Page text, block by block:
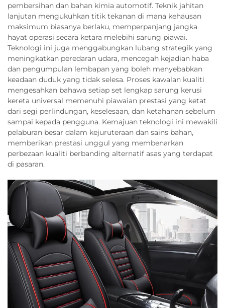
pembersihan dan bahan kimia automotif. Teknik jahitan
lanjutan mengukuhkan titik tekanan di mana kehausan
maksimum biasanya berlaku, memperpanjang jangka
hayat operasi secara ketara melebihi sarung piawai.
Teknologi ini juga menggabungkan lubang strategik yang
meningkatkan peredaran udara, mencegah kejadian haba
dan pengumpulan lembapan yang boleh menyebabkan
keadaan duduk yang tidak selesa. Proses kawalan kualiti
mengesahkan bahawa setiap set lengkap sarung kerusi
kereta universal memenuhi piawaian prestasi yang ketat
dari segi perlindungan, keselesaan, dan ketahanan sebelum
sampai kepada pengguna. Kemajuan teknologi ini mewakili
pelaburan besar dalam kejuruteraan dan sains bahan,
memberikan prestasi unggul yang membenarkan
perbezaan kualiti berbanding alternatif asas yang terdapat
di pasaran.